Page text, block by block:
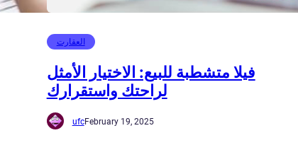
العقارت
فيلا متشطبة للبيع: الاختيار الأمثل
لراحتك واستقرارك
ufcFebruary 19, 2025